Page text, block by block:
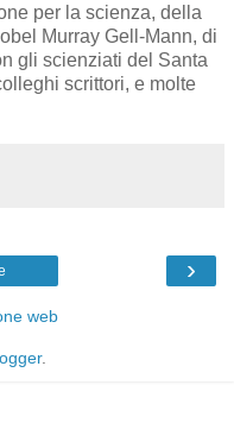
per la scienza, della
Murray Gell-Mann, di
gli scienziati del Santa
scrittori, e molte
›
web
.